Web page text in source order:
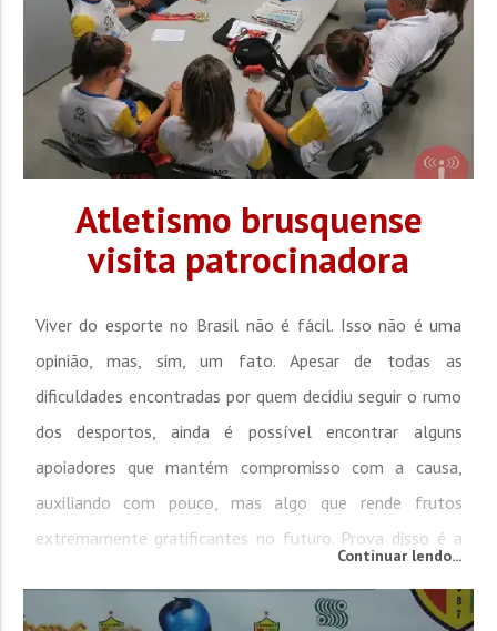
Atletismo brusquense
visita patrocinadora
Viver do esporte no Brasil não é fácil. Isso não é uma
opinião, mas, sim, um fato. Apesar de todas as
dificuldades encontradas por quem decidiu seguir o rumo
dos desportos, ainda é possível encontrar alguns
apoiadores que mantém compromisso com a causa,
auxiliando com pouco, mas algo que rende frutos
extremamente gratificantes no futuro. Prova disso é a
anos de trabalho crescente, sagrou-se campeã dos Jogos
Continuar lendo...